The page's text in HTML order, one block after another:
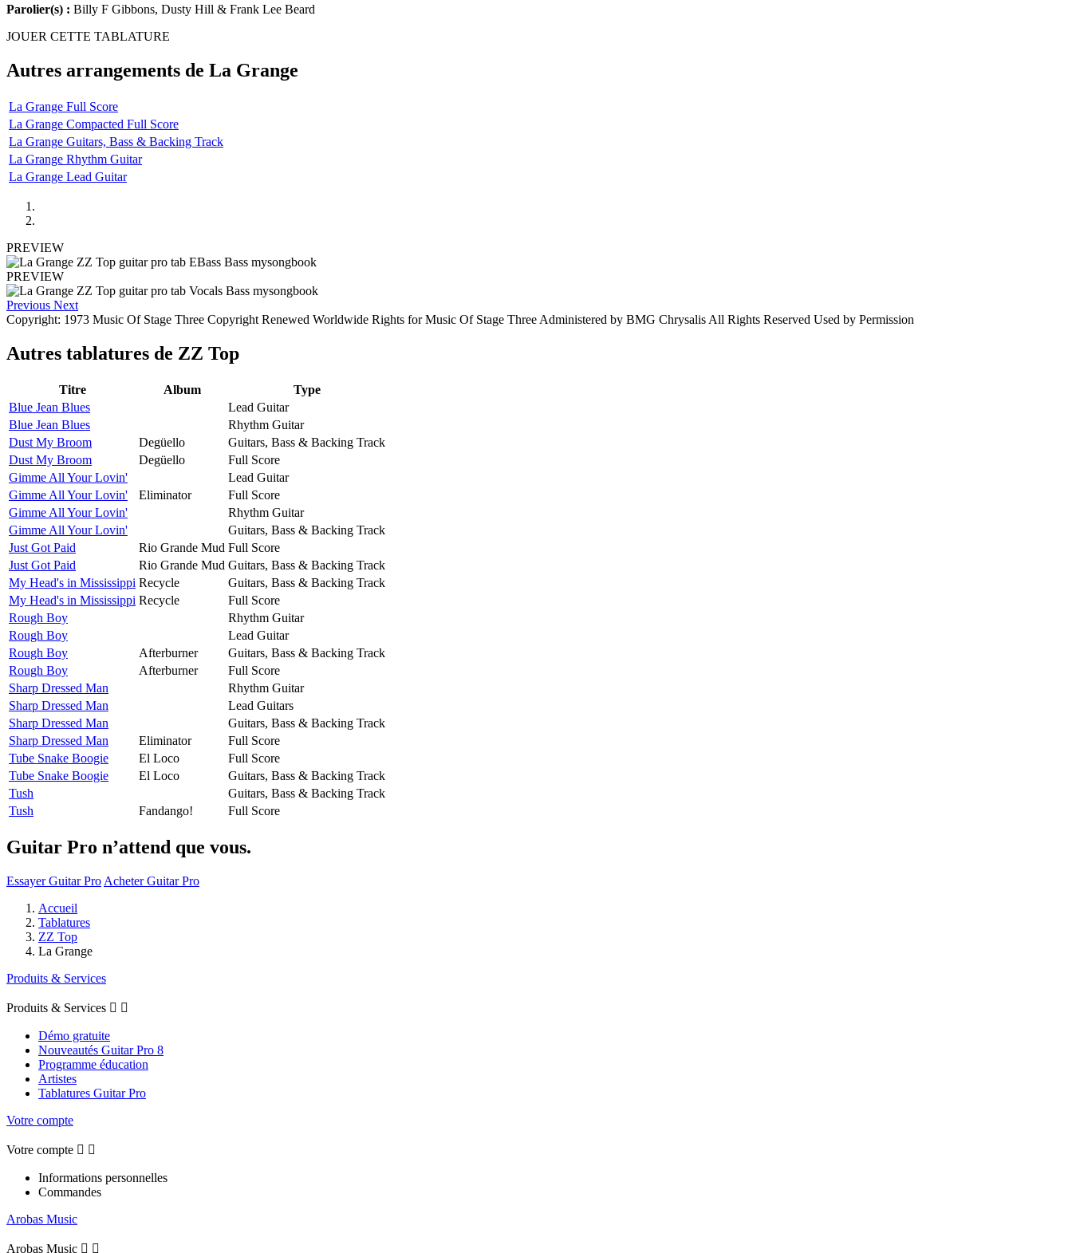
Parolier(s) : Billy F Gibbons, Dusty Hill & Frank Lee Beard
JOUER CETTE TABLATURE
Autres arrangements de La Grange
La Grange Full Score
La Grange Compacted Full Score
La Grange Guitars, Bass & Backing Track
La Grange Rhythm Guitar
La Grange Lead Guitar
PREVIEW
PREVIEW
Previous Next
Copyright: 1973 Music Of Stage Three Copyright Renewed Worldwide Rights for Music Of Stage Three Administered by BMG Chrysalis All Rights Reserved Used by Permission
Autres tablatures de ZZ Top
Titre Album
Type
Blue Jean Blues
Lead Guitar
Blue Jean Blues
Rhythm Guitar
Dust My Broom
Degüello
Guitars, Bass & Backing Track
Dust My Broom
Degüello
Full Score
Gimme All Your Lovin'
Lead Guitar
Gimme All Your Lovin'
Eliminator
Full Score
Gimme All Your Lovin'
Rhythm Guitar
Gimme All Your Lovin'
Guitars, Bass & Backing Track
Just Got Paid
Rio Grande Mud Full Score
Just Got Paid
Rio Grande Mud Guitars, Bass & Backing Track
My Head's in Mississippi Recycle
Guitars, Bass & Backing Track
My Head's in Mississippi Recycle
Full Score
Rough Boy
Rhythm Guitar
Rough Boy
Lead Guitar
Rough Boy
Afterburner
Guitars, Bass & Backing Track
Rough Boy
Afterburner
Full Score
Sharp Dressed Man
Rhythm Guitar
Sharp Dressed Man
Lead Guitars
Sharp Dressed Man
Guitars, Bass & Backing Track
Sharp Dressed Man
Eliminator
Full Score
Tube Snake Boogie
El Loco
Full Score
Tube Snake Boogie
El Loco
Guitars, Bass & Backing Track
Tush
Guitars, Bass & Backing Track
Tush
Fandango! Full Score
Guitar Pro n’attend que vous.
Essayer Guitar Pro Acheter Guitar Pro
Accueil
Tablatures
ZZ Top
La Grange
Produits & Services
Produits & Services  
Démo gratuite
Nouveautés Guitar Pro 8
Programme éducation
Artistes
Tablatures Guitar Pro
Votre compte
Votre compte  
Informations personnelles
Commandes
Arobas Music
Arobas Music  